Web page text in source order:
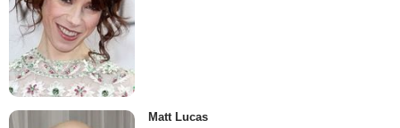
Matt Lucas